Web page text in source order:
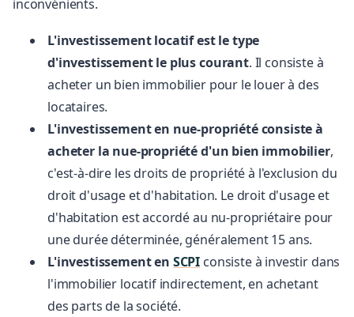
inconvénients.
L'investissement locatif est le type
d'investissement le plus courant. Il consiste à
acheter un bien immobilier pour le louer à des
locataires.
L'investissement en nue-propriété consiste à
acheter la nue-propriété d'un bien immobilier,
c'est-à-dire les droits de propriété à l'exclusion du
droit d'usage et d'habitation. Le droit d'usage et
d'habitation est accordé au nu-propriétaire pour
une durée déterminée, généralement 15 ans.
L'investissement en SCPI consiste à investir dans
l'immobilier locatif indirectement, en achetant
des parts de la société.